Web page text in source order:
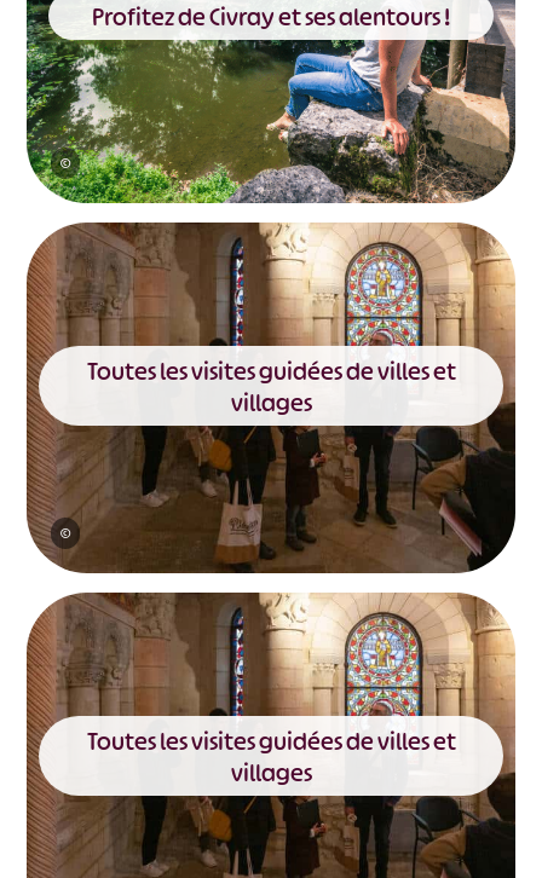
©
Profitez de Civray et ses alentours !
©
Toutes les visites guidées de villes et
villages
Toutes les visites guidées de villes et
villages
# # #
#
#